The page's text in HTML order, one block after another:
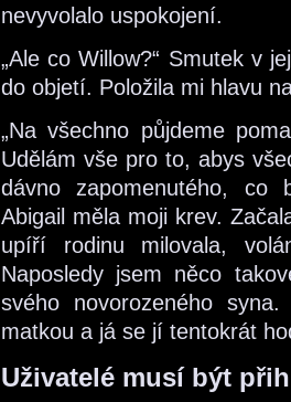
nevyvolalo uspokojení.
„Ale co Willow?“ Smutek v
do objetí. Položila mi hlavu
„Na všechno půjdeme
Udělám vše pro to, abys
dávno zapomenutého, co
Abigail měla moji krev.
upíří rodinu milovala,
Naposledy jsem něco
svého novorozeného
matkou a já se jí tentokrát
Uživatelé musí být